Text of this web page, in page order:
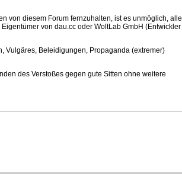
von diesem Forum fernzuhalten, ist es unmöglich, alle
von dau.cc oder WoltLab GmbH (Entwickler
Vulgäres, Beleidigungen, Propaganda (extremer)
des Verstoßes gegen gute Sitten ohne weitere